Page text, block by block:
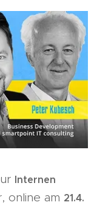
Internen
online am 21.4.